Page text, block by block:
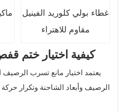
غطاء بولي كلوريد الفينيل
مقاوم للاهتراء
كيفية اختيار ختم
يعتمد اختيار مانع تسرب
الرصيف وأبعاد الشاحنة وتكرار